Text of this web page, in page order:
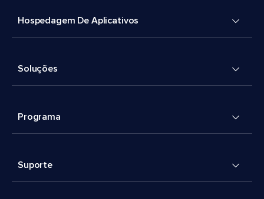
Hospedagem De Aplicativos
Soluções
Programa
Suporte